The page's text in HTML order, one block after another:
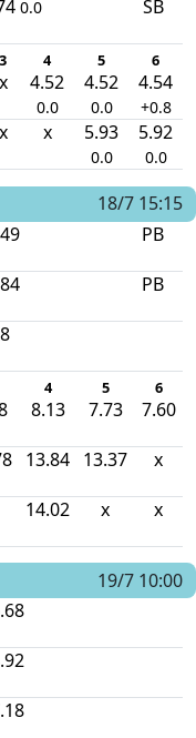
0.0 SB
3 4 5 6
x 4.52
0.0
4.52
0.0
4.54
+0.8
x x 5.93
0.0
5.92
0.0
18/7 15:15
PB
PB
4 5 6
8.13 7.73 7.60
13.84 13.37 x
14.02 x x
19/7 10:00